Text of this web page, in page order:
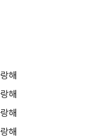
해
해
해
해